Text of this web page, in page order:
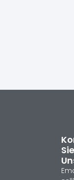
Sie